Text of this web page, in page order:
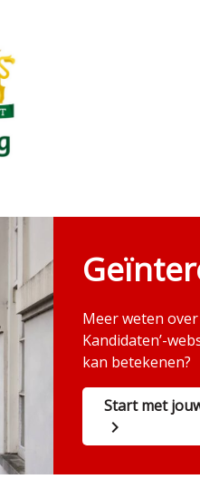
Meer weten over
Kandidaten’-
kan betekenen?
Start met